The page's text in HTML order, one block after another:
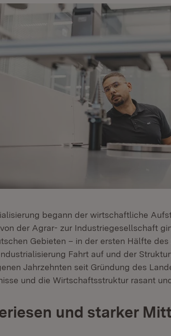
begann der wirtschaftliche
der Agrar- zur Industriegesellschaft
Gebieten – in der ersten Hälfte
Fahrt auf und der
Jahrzehnten seit Gründung des
und die Wirtschaftsstruktur rasant
und starker